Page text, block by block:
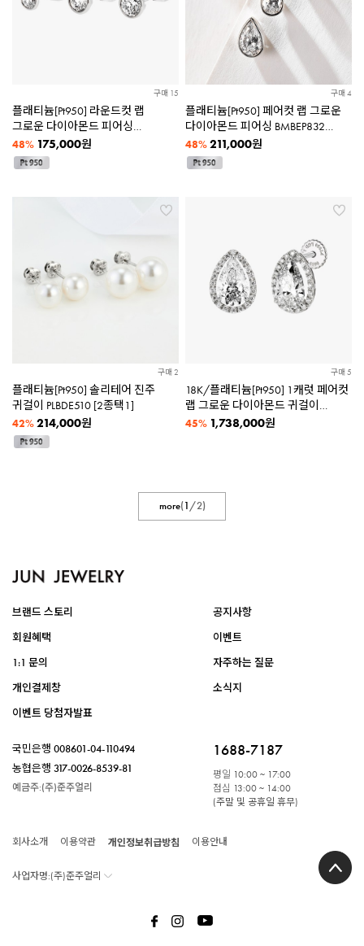
구매 15
플래티늄[Pt950] 라운드컷 랩
그로운 다이아몬드 피어싱
BMBEP831 [3종택1]
48% 175,000원
구매 4
플래티늄[Pt950] 페어컷 랩 그로운
다이아몬드 피어싱 BMBEP832
[3종택1]
48% 211,000원
구매 2
플래티늄[Pt950] 솔리테어 진주
귀걸이 PLBDE510 [2종택1]
42% 214,000원
구매 5
18K/플래티늄[Pt950] 1캐럿 페어컷
랩 그로운 다이아몬드 귀걸이
VPBEE853 [2종택1]
45% 1,738,000원
more(1/2)
브랜드 스토리
공지사항
회원혜택
이벤트
1:1 문의
자주하는 질문
개인결제창
소식지
이벤트 당첨자발표
국민은행 008601-04-110494
농협은행 317-0026-8539-81
예금주:(주)준주얼리
1688-7187
평일 10:00 ~ 17:00
점심 13:00 ~ 14:00
(주말 및 공휴일 휴무)
회사소개 이용약관 개인정보취급방침 이용안내
사업자명:(주)준주얼리